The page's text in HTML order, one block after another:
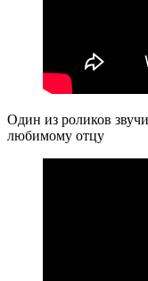
Один из роликов
любимому отцу